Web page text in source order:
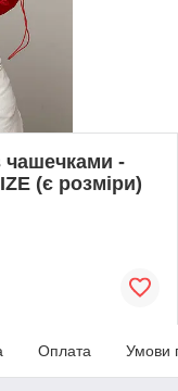
чашечками -
(є розміри)
Оплата Умови